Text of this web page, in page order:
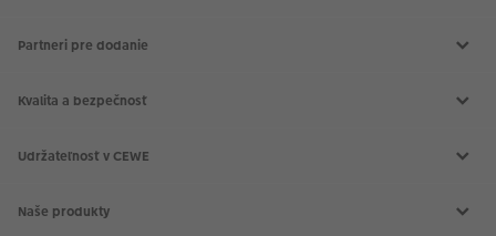
Partneri pre dodanie
Kvalita a bezpečnosť
Udržateľnosť v CEWE
Naše produkty